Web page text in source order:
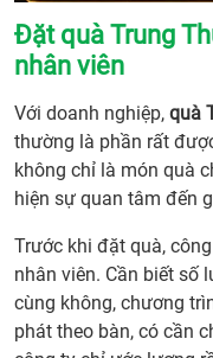
Đặt quà Trung
nhân viên
Với doanh nghiệp, quà
thường là phần rất
không chỉ là món quà
hiện sự quan tâm đến
Trước khi đặt quà,
nhân viên. Cần biết số
cùng không, chương
phát theo bàn, có cần